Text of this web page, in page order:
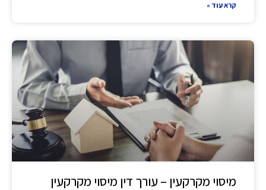
קרא עוד »
מיסוי מקרקעין – עורך דין מיסוי מקרקעין